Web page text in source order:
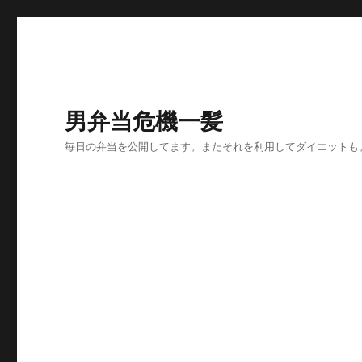
男弁当危機一髪
毎日の弁当を公開してます。またそれを利用してダイエットも